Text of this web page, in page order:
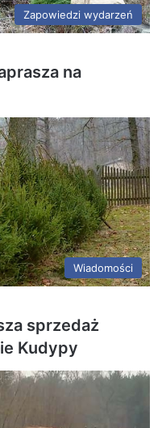
Zapowiedzi wydarzeń
na
Wiadomości
sprzedaż
Kudypy